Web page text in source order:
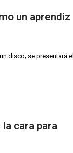
un aprendiz
disco; se presentará el
cara para